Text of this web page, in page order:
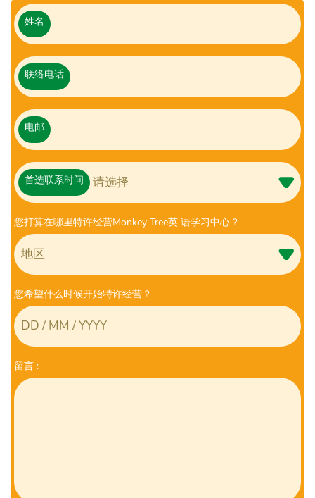
姓名
联络电话
电邮
首选联系时间
您打算在哪里特许经营Monkey Tree英 语学习中心？
您希望什么时候开始特许经营？
留⾔ :